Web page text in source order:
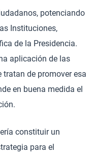
potenciando
Instituciones,
de la Presidencia.
aplicación de las
de promover esa
en buena medida el
constituir un
para el